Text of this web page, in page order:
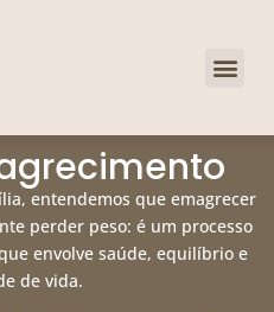
entendemos que emagrecer
perder peso: é um processo
envolve saúde, equilíbrio e
de vida.